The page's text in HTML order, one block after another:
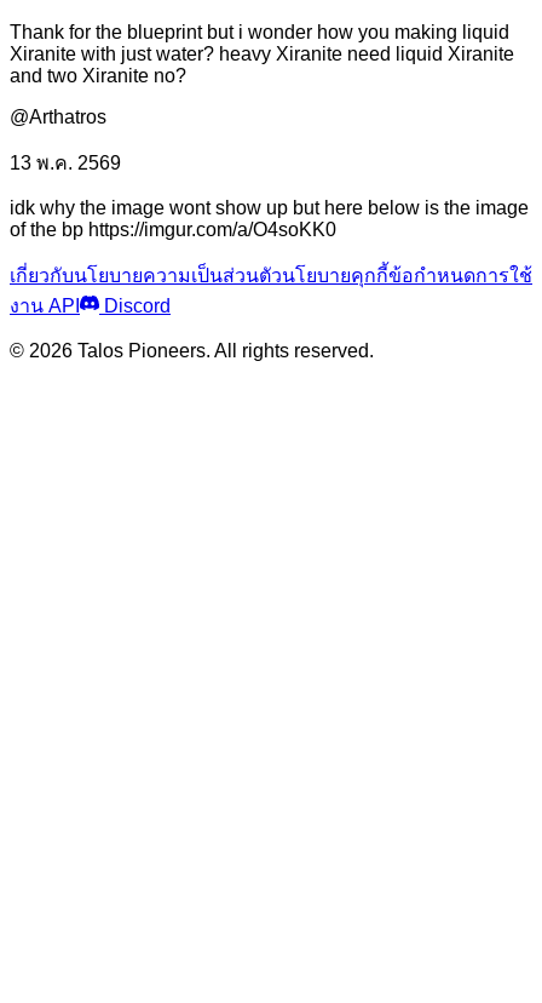
Thank for the blueprint but i wonder how you making liquid
Xiranite with just water? heavy Xiranite need liquid Xiranite
and two Xiranite no?
@Arthatros
13 พ.ค. 2569
idk why the image wont show up but here below is the image
of the bp https://imgur.com/a/O4soKK0
เกี่ยวกับนโยบายความเป็นส่วนตัวนโยบายคุกกี้ข้อกำหนดการใช้
งาน API
Discord
© 2026 Talos Pioneers. All rights reserved.